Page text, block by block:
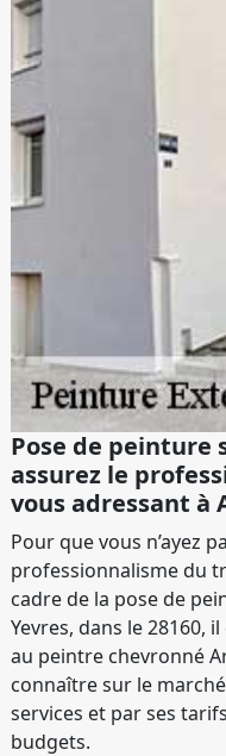
Pose de peinture
assurez le
vous adressant à
Pour que vous n’ayez
professionnalisme du
cadre de la pose de
Yevres, dans le 28160,
au peintre chevronné
connaître sur le
services et par ses
budgets.